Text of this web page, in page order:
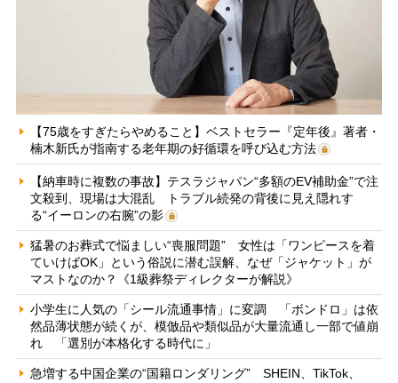
【75歳をすぎたらやめること】ベストセラー『定年後』著者・
楠木新氏が指南する老年期の好循環を呼び込む方法
【納車時に複数の事故】テスラジャパン“多額のEV補助金”で注
文殺到、現場は大混乱 トラブル続発の背後に見え隠れす
る“イーロンの右腕”の影
猛暑のお葬式で悩ましい“喪服問題” 女性は「ワンピースを着
ていけばOK」という俗説に潜む誤解、なぜ「ジャケット」が
マストなのか？《1級葬祭ディレクターが解説》
小学生に人気の「シール流通事情」に変調 「ボンドロ」は依
然品薄状態が続くが、模倣品や類似品が大量流通し一部で値崩
れ 「選別が本格化する時代に」
急増する中国企業の“国籍ロンダリング” SHEIN、TikTok、